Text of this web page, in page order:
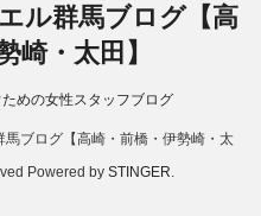
ル群馬ブログ【高
崎・太田】
めの女性スタッフブログ
ブログ【高崎・前橋・伊勢崎・太
Powered by STINGER.